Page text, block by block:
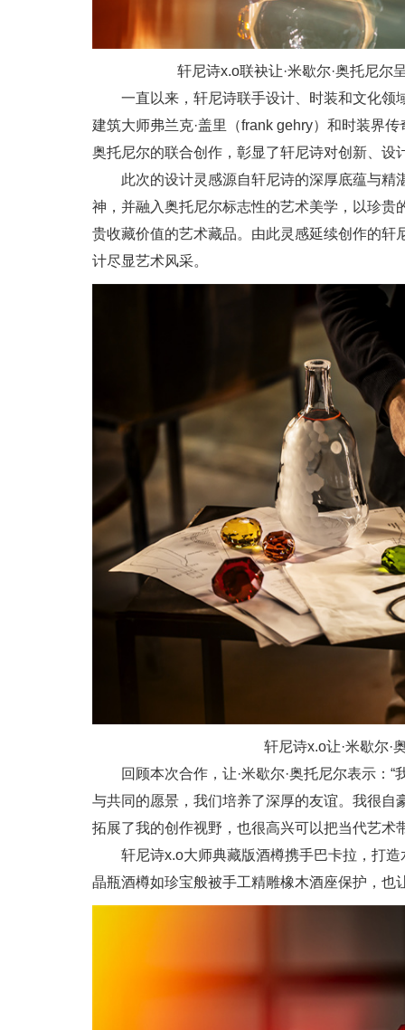
轩尼诗x.o联袂让·米歇尔·奥托尼尔
一直以来，轩尼诗联手设计、时装和文化领
建筑大师弗兰克·盖里（frank gehry）和时装界
奥托尼尔的联合创作，彰显了轩尼诗对创新、设
此次的设计灵感源自轩尼诗的深厚底蕴与
神，并融入奥托尼尔标志性的艺术美学，以珍
贵收藏价值的艺术藏品。由此灵感延续创作的
计尽显艺术风采。
轩尼诗x.o让·米歇尔·
回顾本次合作，让·米歇尔·奥托尼尔表示：
与共同的愿景，我们培养了深厚的友谊。我很
拓展了我的创作视野，也很高兴可以把当代艺术
轩尼诗x.o大师典藏版酒樽携手巴卡拉，打
晶瓶酒樽如珍宝般被手工精雕橡木酒座保护，也